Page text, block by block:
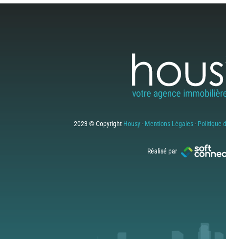
2023 © Copyright Housy-Mentions Légales-Politique
Réalisé par